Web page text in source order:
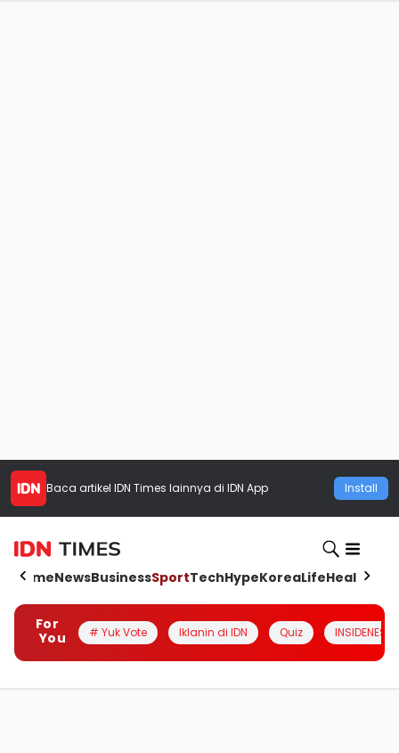
Baca artikel IDN Times lainnya di IDN App Install
HomeNewsBusinessSportTechHypeKoreaLifeHealth
For
You
# Yuk Vote Iklanin di IDN Quiz INSIDENESIA